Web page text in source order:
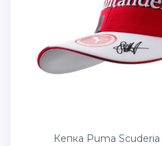
Кепка Puma